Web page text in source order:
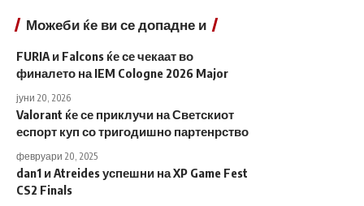
Можеби ќе ви се допадне и
FURIA и Falcons ќе се чекаат во
финалето на IEM Cologne 2026 Major
јуни 20, 2026
Valorant ќе се приклучи на Светскиот
еспорт куп со тригодишно партенрство
февруари 20, 2025
dan1 и Atreides успешни на XP Game Fest
CS2 Finals